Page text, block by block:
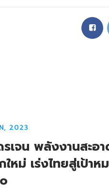
2023
รเจน พลังงานสะอ
ใหม่ เร่งไทยสู่เป้า